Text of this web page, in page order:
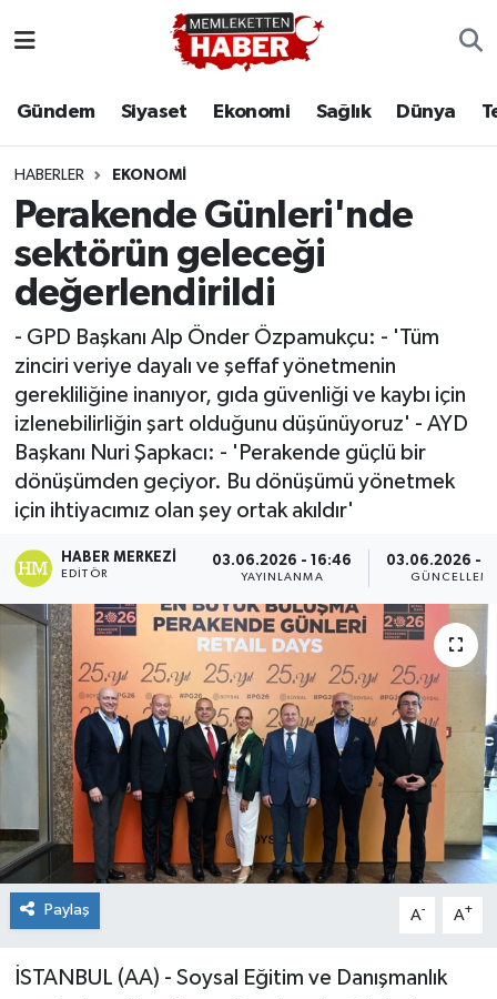
Gündem Siyaset Ekonomi Sağlık Dünya
HABERLER EKONOMI
Perakende Günleri'nde
sektörün geleceği
değerlendirildi
- GPD Başkanı Alp Önder Özpamukçu: - 'Tüm
zinciri veriye dayalı ve şeffaf yönetmenin
gerekliliğine inanıyor, gıda güvenliği ve kaybı için
izlenebilirliğin şart olduğunu düşünüyoruz' - AYD
Başkanı Nuri Şapkacı: - 'Perakende güçlü bir
dönüşümden geçiyor. Bu dönüşümü yönetmek
için ihtiyacımız olan şey ortak akıldır'
HABER MERKEZI
EDITÖR
03.06.2026 - 16:46
YAYINLANMA
03.06.2026 -
Paylaş A- A+
İSTANBUL (AA) - Soysal Eğitim ve Danışmanlık